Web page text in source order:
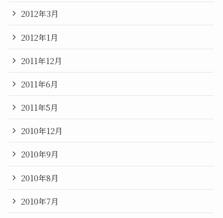
2012年3月
2012年1月
2011年12月
2011年6月
2011年5月
2010年12月
2010年9月
2010年8月
2010年7月